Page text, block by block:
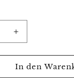
Erhöhe
die
Menge
für
In den